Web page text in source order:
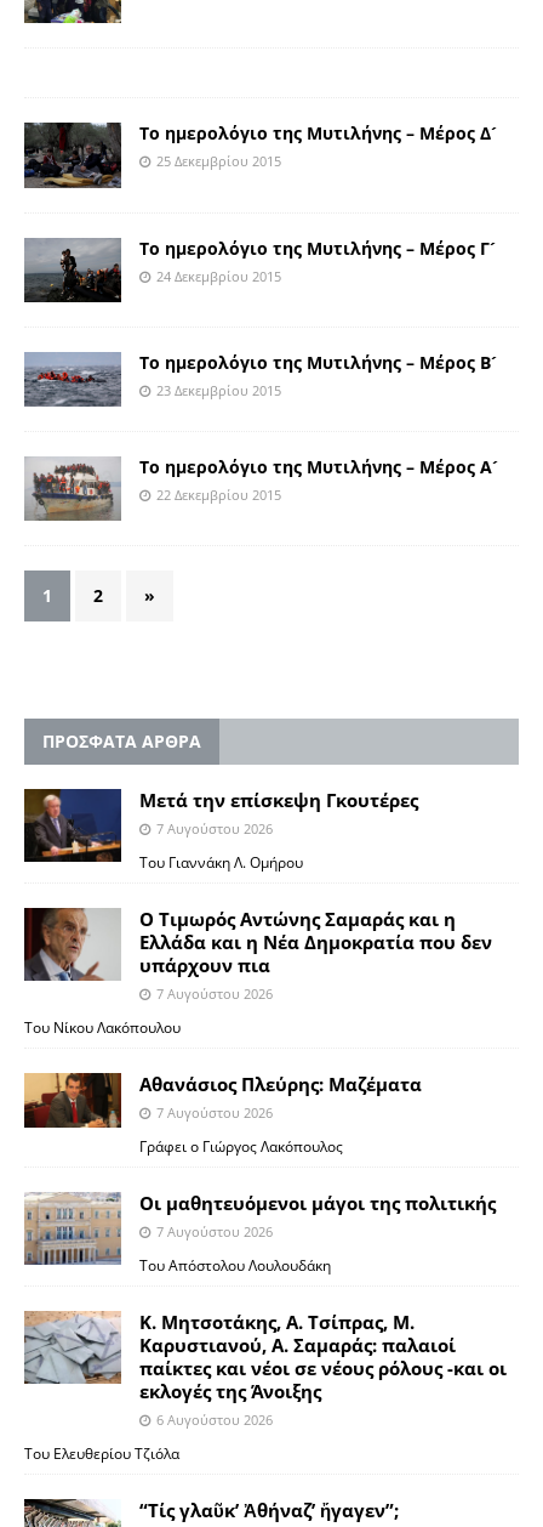
Το ημερολόγιο της Μυτιλήνης – Μέρος Δ´
25 Δεκεμβρίου 2015
Το ημερολόγιο της Μυτιλήνης – Μέρος Γ´
24 Δεκεμβρίου 2015
Το ημερολόγιο της Μυτιλήνης – Μέρος Β´
23 Δεκεμβρίου 2015
Το ημερολόγιο της Μυτιλήνης – Μέρος Α´
22 Δεκεμβρίου 2015
1 2 »
ΠΡΟΣΦΑΤΑ ΑΡΘΡΑ
Μετά την επίσκεψη Γκουτέρες
7 Αυγούστου 2026
Του Γιαννάκη Λ. Ομήρου
Ο Τιμωρός Αντώνης Σαμαράς και η
Ελλάδα και η Νέα Δημοκρατία που δεν
υπάρχουν πια
7 Αυγούστου 2026
Του Νίκου Λακόπουλου
Αθανάσιος Πλεύρης: Μαζέματα
7 Αυγούστου 2026
Γράφει ο Γιώργος Λακόπουλος
Οι μαθητευόμενοι μάγοι της πολιτικής
7 Αυγούστου 2026
Του Απόστολου Λουλουδάκη
Κ. Μητσοτάκης, Α. Τσίπρας, Μ.
Καρυστιανού, Α. Σαμαράς: παλαιοί
παίκτες και νέοι σε νέους ρόλους -και οι
εκλογές της Άνοιξης
6 Αυγούστου 2026
Του Ελευθερίου Τζιόλα
“Τίς γλαῦκ’ Ἀθήναζ’ ἤγαγεν”;